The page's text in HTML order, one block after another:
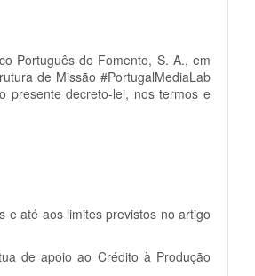
Português do Fomento, S. A., em
de Missão #PortugalMediaLab
presente decreto-lei, nos termos e
e até aos limites previstos no artigo
de apoio ao Crédito à Produção